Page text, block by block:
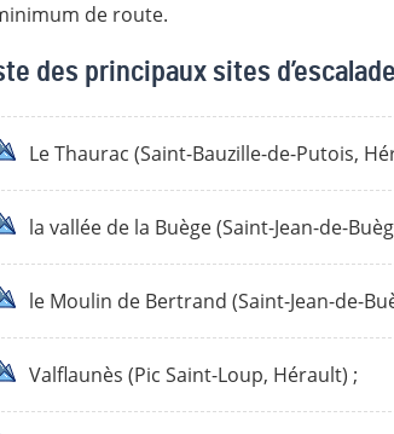
de route.
des principaux sites
Le Thaurac (Saint-Bauzille-de-Putois,
la vallée de la Buège (Saint-Jean-de-
le Moulin de Bertrand (Saint-Jean-de-
Valflaunès (Pic Saint-Loup, Hérault) ;